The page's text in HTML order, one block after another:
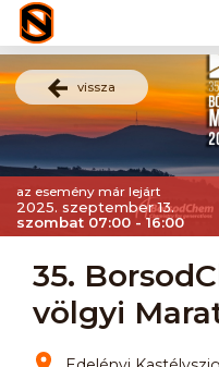
vissza
az esemény már lejárt
2025. szeptember 13.
szombat 07:00 - 16:00
35.
völgyi